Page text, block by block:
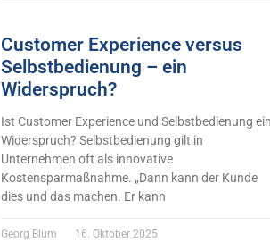
Customer Experience versus
Selbstbedienung – ein
Widerspruch?
Ist Customer Experience und Selbstbedienung ein
Widerspruch? Selbstbedienung gilt in
Unternehmen oft als innovative
Kostensparmaßnahme. „Dann kann der Kunde
dies und das machen. Er kann
Georg Blum 16. Oktober 2025